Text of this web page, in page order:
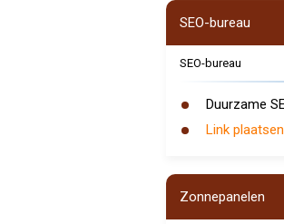
SEO-bureau
SEO-bureau
Duurzame
Link plaatsen
Zonnepanelen